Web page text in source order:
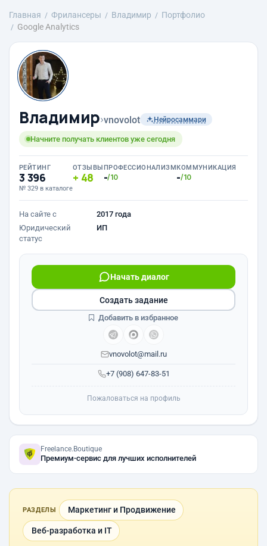
Главная Фрилансеры Владимир
Портфолио
Google Analytics
Владимир›vnovolot Нейросаммари
Начните получать клиентов уже сегодня
РЕЙТИНГ
3 396
№ 329 в каталоге
ОТЗЫВЫ
48
ПРОФЕССИОНАЛИЗМ
-/10
КОММУНИКАЦИЯ
-/10
На сайте с
2017 года
Юридический
статус
ИП
+7 (908) 647-83-51
Начать диалог
vnovolot@mail.ru
Создать задание
Добавить в избранное
Пожаловаться на профиль
Freelance.Boutique
Премиум-сервис для лучших исполнителей
РАЗДЕЛЫ Маркетинг и Продвижение
Веб-разработка и IT